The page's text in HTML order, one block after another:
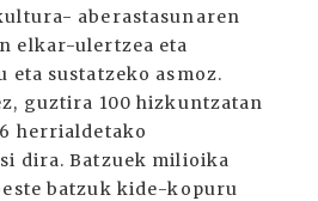
aberastasunaren
elkar-ulertzea eta
sustatzeko asmoz.
guztira 100 hizkuntzatan
herrialdetako
dira. Batzuek milioika
batzuk kide-kopuru